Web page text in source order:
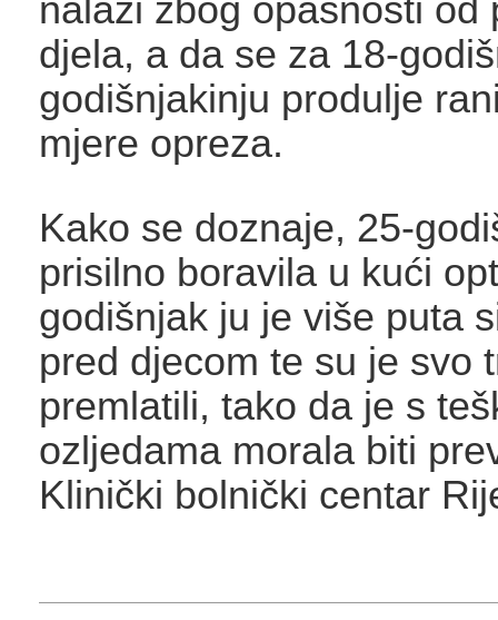
nalazi zbog opasnosti od
djela, a da se za 18-
godišnjakinju produlje
mjere opreza.
Kako se doznaje, 25-
prisilno boravila u kući
godišnjak ju je više puta
pred djecom te su je svo
premlatili, tako da je s
ozljedama morala biti
Klinički bolnički centar